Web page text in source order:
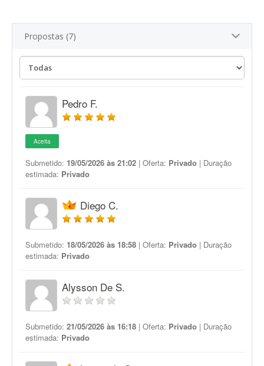
Propostas (7)
Pedro F.
Aceita
Submetido: 19/05/2026 às 21:02 | Oferta: Privado | Duração
estimada: Privado
Diego C.
Submetido: 18/05/2026 às 18:58 | Oferta: Privado | Duração
estimada: Privado
Alysson De S.
Submetido: 21/05/2026 às 16:18 | Oferta: Privado | Duração
estimada: Privado